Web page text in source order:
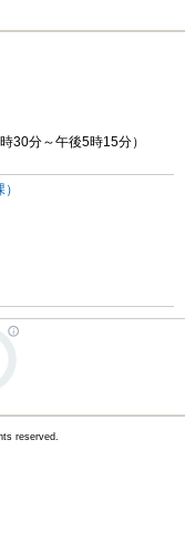
30分～午後5時15分）
reserved.